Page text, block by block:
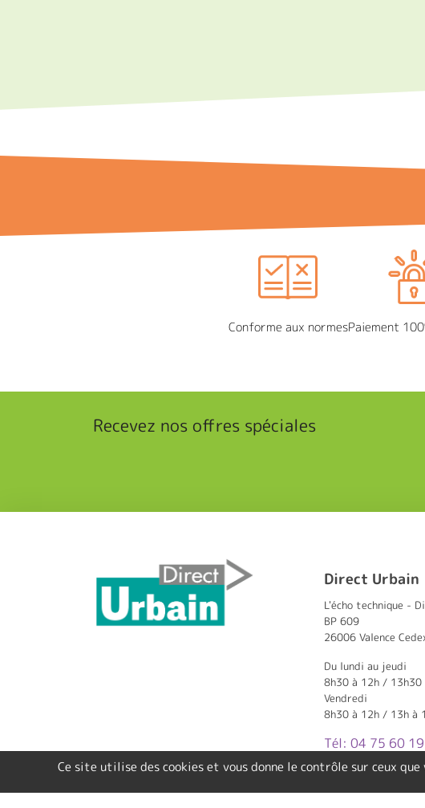
Conforme aux normesPaiement
Recevez nos offres spéciales
Direct Urbain
L'écho technique -
BP 609
26006 Valence
Du lundi au jeudi
8h30 à 12h / 13h30
Vendredi
8h30 à 12h / 13h à
Tél: 04 75 60
Ce site utilise des cookies et vous donne le contrôle sur ceux